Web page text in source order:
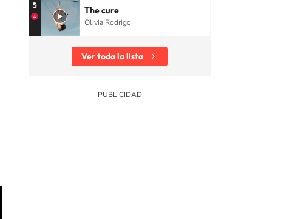
5 The cure
Olivia Rodrigo
Ver toda la lista